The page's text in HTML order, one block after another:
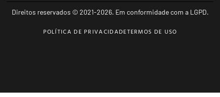
Direitos reservados © 2021-2026. Em conformidade com a LGPD.
POLÍTICA DE PRIVACIDADETERMOS DE USO